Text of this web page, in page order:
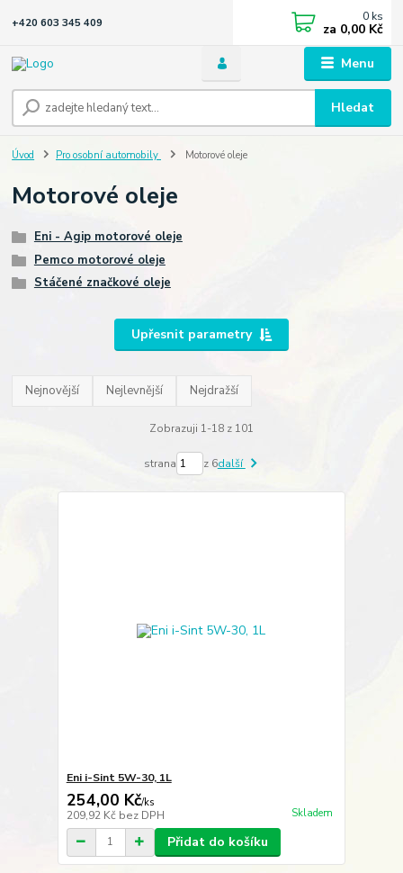
Menu
Hledat
+420 603 345 409 0 ks
za 0,00 Kč
Úvod Pro osobní automobily Motorové oleje
Motorové oleje
Eni - Agip motorové oleje
Pemco motorové oleje
Stáčené značkové oleje
Upřesnit parametry
Nejnovější Nejlevnější Nejdražší
Zobrazuji 1-18 z 101
strana z 6další
Eni i-Sint 5W-30, 1L
254,00 Kč/ks
209,92 Kč bez DPH Skladem
Přidat do košíku